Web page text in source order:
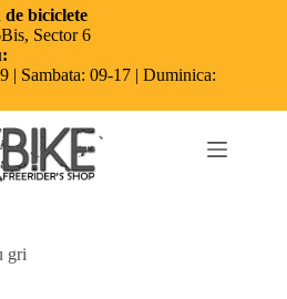
biciclete
Sector 6
| Sambata: 09-17 | Duminica:
gri